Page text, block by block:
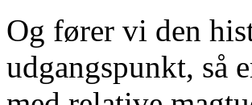
Og fører vi den
udgangspunkt, så